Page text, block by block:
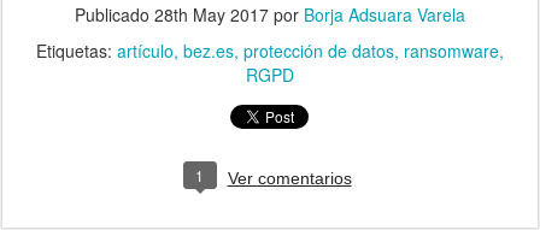
Publicado 28th May 2017 por Borja Adsuara Varela
Etiquetas: artículo bez.es protección de datos ransomware
RGPD
1 Ver comentarios